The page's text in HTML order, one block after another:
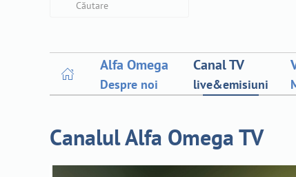
Alfa Omega
Despre noi
Canal TV
live&emisiuni
Canalul Alfa Omega TV